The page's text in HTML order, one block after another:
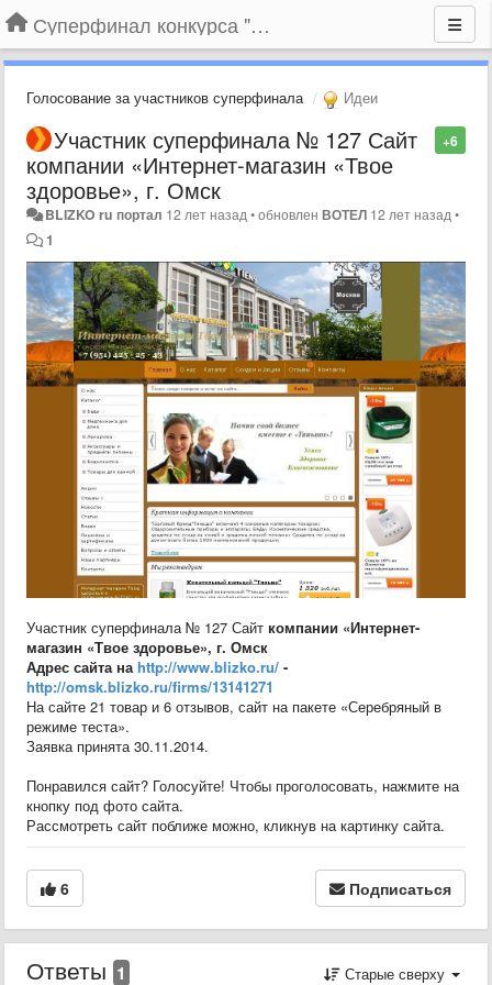
Суперфинал конкурса "Компания года-2014" на BLIZKO.ru
Голосование за участников суперфинала Идеи
+6
Участник суперфинала № 127 Сайт
компании «Интернет-магазин «Твое
здоровье», г. Омск
BLIZKO ru портал 12 лет назад •обновленВОТЕЛ 12 лет назад •
1
Участник суперфинала № 127 Сайт компании «Интернет-
магазин «Твое здоровье», г. Омск
Адрес сайта на http://www.blizko.ru/ -
http://omsk.blizko.ru/firms/13141271
На сайте 21 товар и 6 отзывов, сайт на пакете «Серебряный в
режиме теста».
Заявка принята 30.11.2014.
Понравился сайт? Голосуйте! Чтобы проголосовать, нажмите на
кнопку под фото сайта.
Рассмотреть сайт поближе можно, кликнув на картинку сайта.
6 Подписаться
Ответы 1 Старые сверху